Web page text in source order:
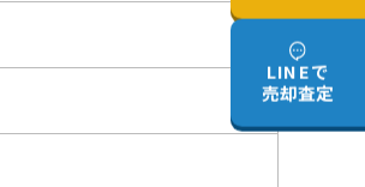
LINEで
売却査定